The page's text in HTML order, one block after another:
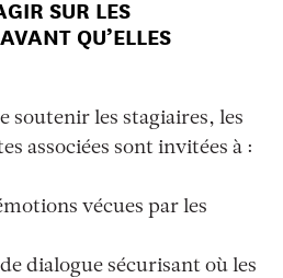
SUR LES
QU’ELLES
soutenir les stagiaires, les
associées sont invitées à :
vécues par les
dialogue sécurisant où les